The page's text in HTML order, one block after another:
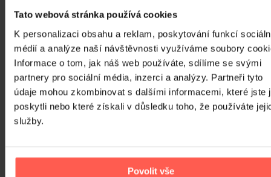
Tato webová stránka používá cookies
K personalizaci obsahu a reklam, poskytování funkcí
médií a analýze naší návštěvnosti využíváme soubory
Informace o tom, jak náš web používáte, sdílíme se svými
partnery pro sociální média, inzerci a analýzy. Partneři tyto
údaje mohou zkombinovat s dalšími informacemi, které jste
poskytli nebo které získali v důsledku toho, že používáte
služby.
Povolit vše
Landa Daniel: Valčík
CD
Skladem 177 Kč
Accept: Restles And Wild
179 Kč